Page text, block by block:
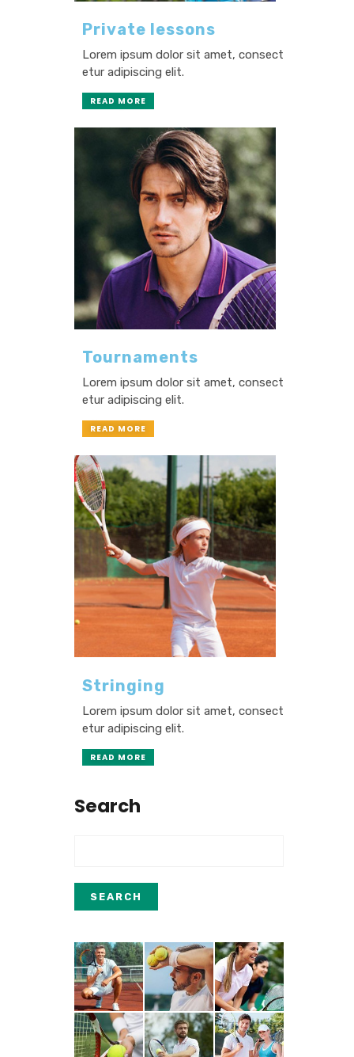
Private lessons
Lorem ipsum dolor sit amet, consect
etur adipiscing elit.
READ MORE
Tournaments
Lorem ipsum dolor sit amet, consect
etur adipiscing elit.
READ MORE
Stringing
Lorem ipsum dolor sit amet, consect
etur adipiscing elit.
READ MORE
Search